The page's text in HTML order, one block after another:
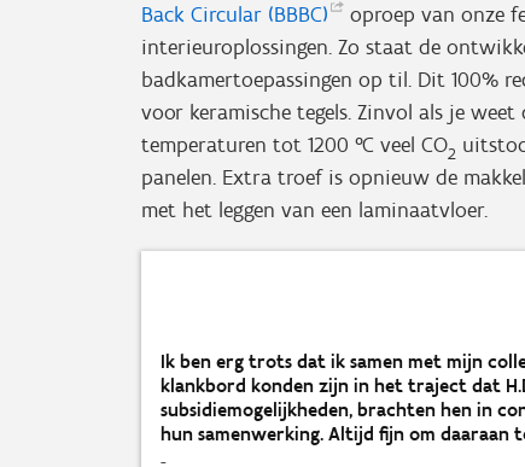
Back Circular (BBBC)
oproep van onze
interieuroplossingen. Zo staat de
badkamertoepassingen op til. Dit 100%
voor keramische tegels. Zinvol als je
temperaturen tot 1200 °C veel CO2
panelen. Extra troef is opnieuw de
met het leggen van een laminaatvloer.
Ik ben erg trots dat ik samen met mijn
klankbord konden zijn in het traject dat
subsidiemogelijkheden, brachten hen in
hun samenwerking. Altijd fijn om daaraan
-